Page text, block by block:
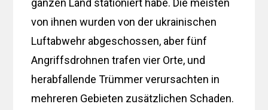
von ihnen wurden von der ukrainischen
Luftabwehr abgeschossen, aber fünf
Angriffsdrohnen trafen vier Orte, und
herabfallende Trümmer verursachten in
mehreren Gebieten zusätzlichen Schaden.